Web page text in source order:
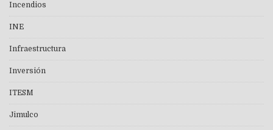
Incendios
INE
Infraestructura
Inversión
ITESM
Jimulco